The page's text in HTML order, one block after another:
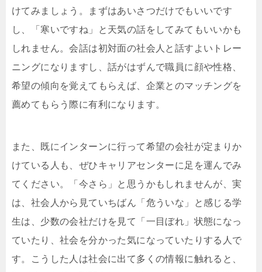
けてみましょう。まずはあいさつだけでもいいです
し、「寒いですね」と天気の話をしてみてもいいかも
しれません。会話は初対面の社会人と話すよいトレー
ニングになりますし、話がはずんで職員に顔や性格、
希望の傾向を覚えてもらえば、企業とのマッチングを
薦めてもらう際に有利になります。
また、既にインターンに行って希望の会社が定まりか
けている人も、ぜひキャリアセンターに足を運んでみ
てください。「今さら」と思うかもしれませんが、実
は、社会人から見ていちばん「危ういな」と感じる学
生は、少数の会社だけを見て「一目ぼれ」状態になっ
ていたり、社会を分かった気になっていたりする人で
す。こうした人は社会に出て多くの情報に触れると、